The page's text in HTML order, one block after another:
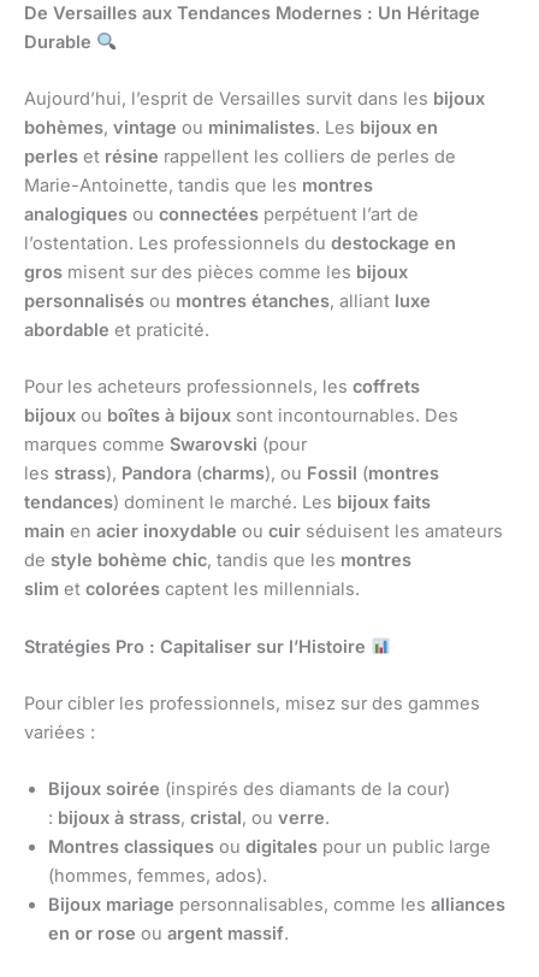
De Versailles aux Tendances Modernes : Un Héritage
Durable
Aujourd’hui, l’esprit de Versailles survit dans les bijoux
bohèmes, vintage ou minimalistes. Les bijoux en
perles et résine rappellent les colliers de perles de
Marie-Antoinette, tandis que les montres
analogiques ou connectées perpétuent l’art de
l’ostentation. Les professionnels du destockage en
gros misent sur des pièces comme les bijoux
personnalisés ou montres étanches, alliant luxe
abordable et praticité.
Pour les acheteurs professionnels, les coffrets
bijoux ou boîtes à bijoux sont incontournables. Des
marques comme Swarovski (pour
les strass), Pandora (charms), ou Fossil (montres
tendances) dominent le marché. Les bijoux faits
main en acier inoxydable ou cuir séduisent les amateurs
de style bohème chic, tandis que les montres
slim et colorées captent les millennials.
Stratégies Pro : Capitaliser sur l’Histoire
Pour cibler les professionnels, misez sur des gammes
variées :
Bijoux soirée (inspirés des diamants de la cour)
: bijoux à strass, cristal, ou verre.
Montres classiques ou digitales pour un public large
(hommes, femmes, ados).
Bijoux mariage personnalisables, comme les alliances
en or rose ou argent massif.